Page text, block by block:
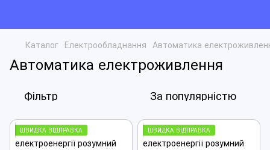
Каталог Електрообладнання Автоматика
Автоматика електроживлення
Фільтр За популярністю
ШВИДКА ВІДПРАВКА ШВИДКА ВІДПРАВКА